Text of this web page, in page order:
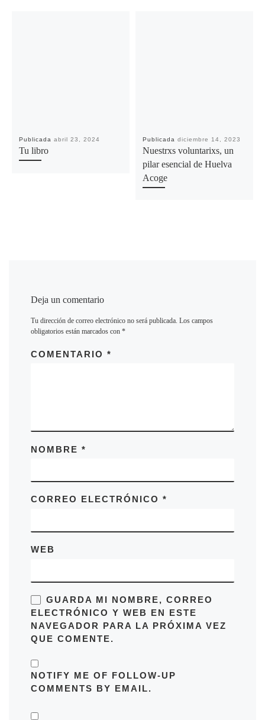
Publicada abril 23, 2024
Tu libro
Publicada diciembre 14, 2023
Nuestrxs voluntarixs, un
pilar esencial de Huelva
Acoge
Deja un comentario
Tu dirección de correo electrónico no será publicada. Los campos
obligatorios están marcados con *
COMENTARIO *
NOMBRE *
CORREO ELECTRÓNICO *
WEB
GUARDA MI NOMBRE, CORREO
ELECTRÓNICO Y WEB EN ESTE
NAVEGADOR PARA LA PRÓXIMA VEZ
QUE COMENTE.
NOTIFY ME OF FOLLOW-UP
COMMENTS BY EMAIL.